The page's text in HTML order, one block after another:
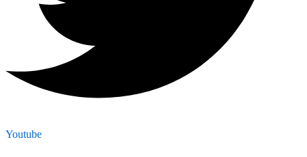
Youtube